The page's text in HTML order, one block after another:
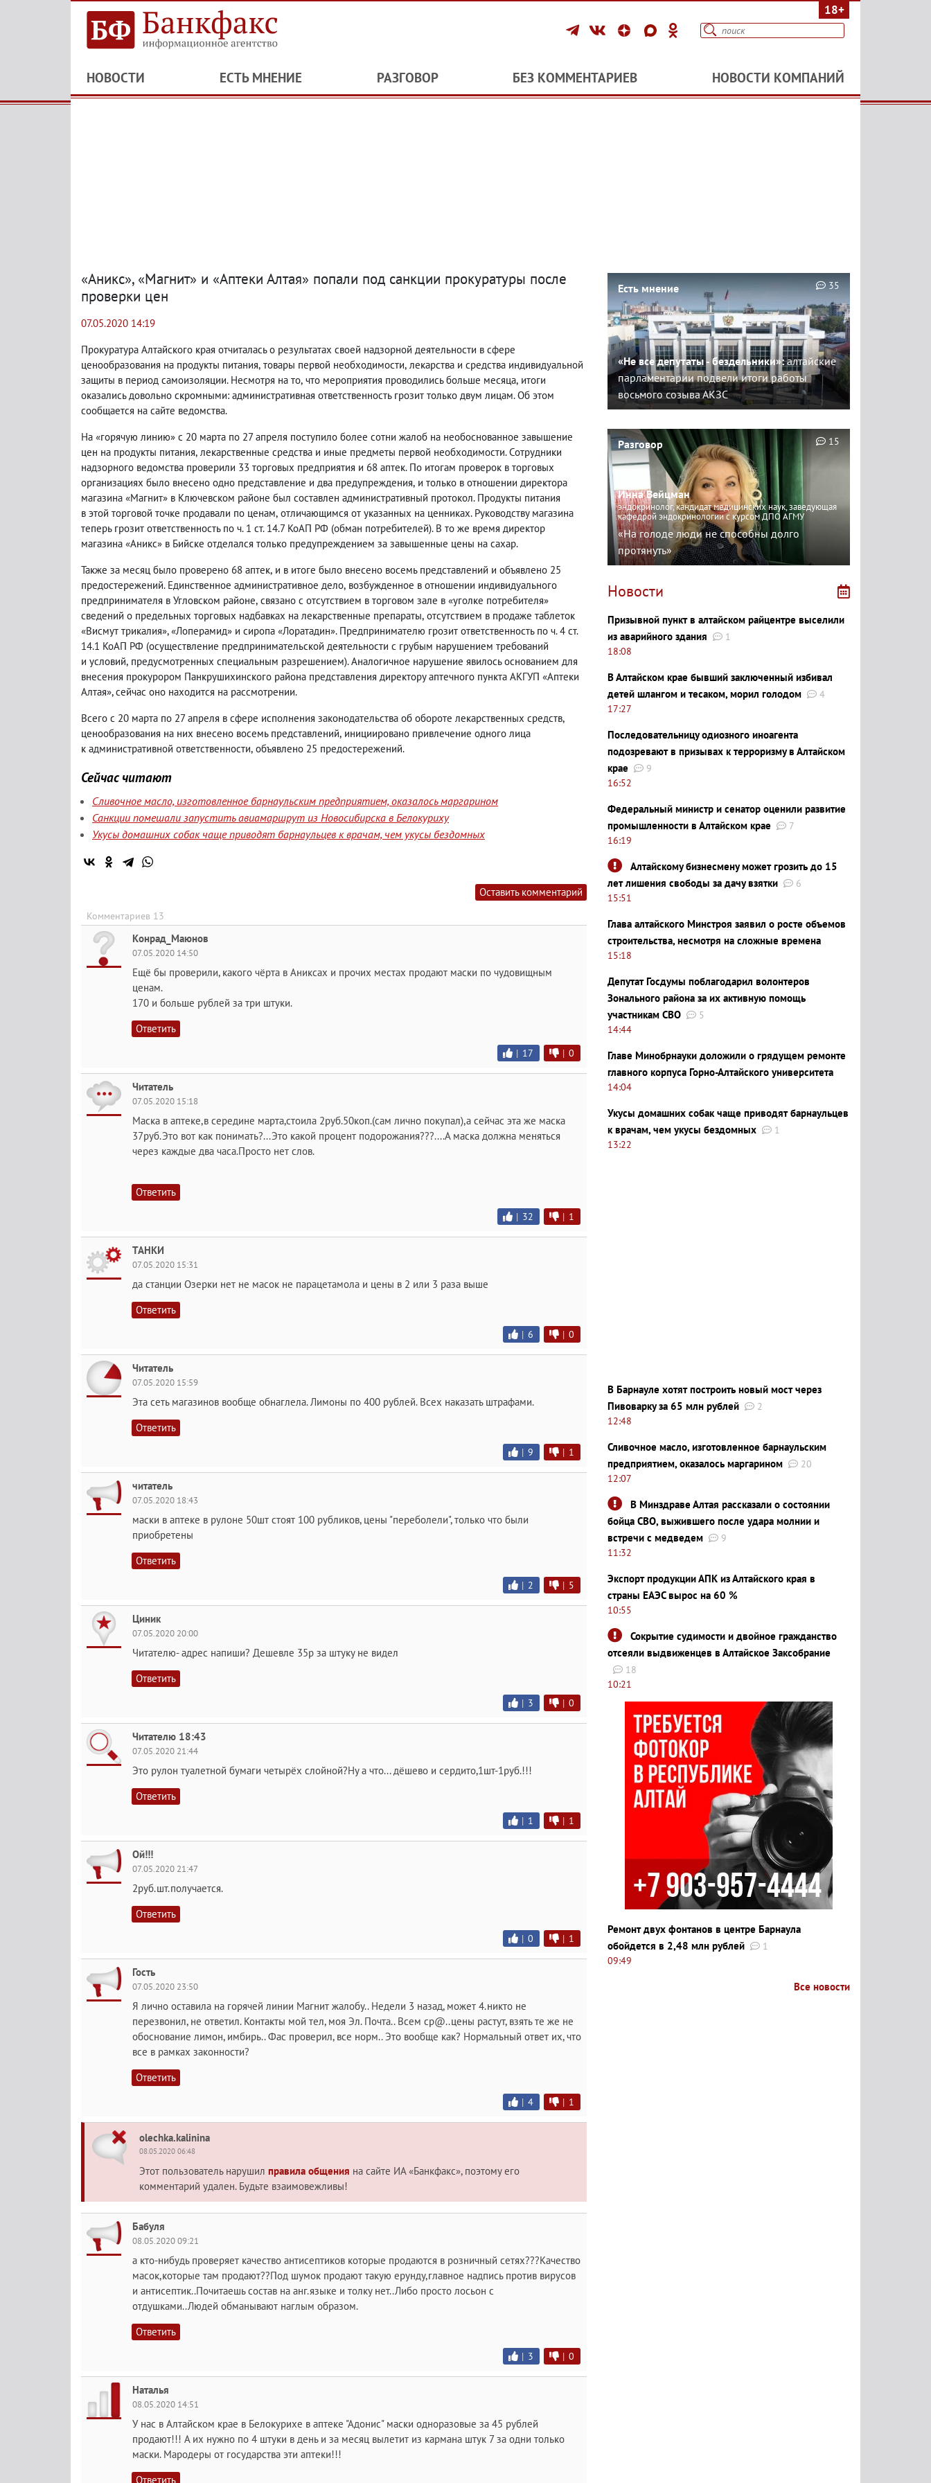
18+
НОВОСТИ ЕСТЬ МНЕНИЕ РАЗГОВОР БЕЗ КОММЕНТАРИЕВ НОВОСТИ КОМПАНИЙ
«Аникс», «Магнит» и «Аптеки Алтая» попали под санкции прокуратуры после
проверки цен
07.05.2020 14:19
Прокуратура Алтайского края отчиталась о результатах своей надзорной деятельности в сфере
ценообразования на продукты питания, товары первой необходимости, лекарства и средства индивидуальной
защиты в период самоизоляции. Несмотря на то, что мероприятия проводились больше месяца, итоги
оказались довольно скромными: административная ответственность грозит только двум лицам. Об этом
сообщается на сайте ведомства.
На «горячую линию» с 20 марта по 27 апреля поступило более сотни жалоб на необоснованное завышение
цен на продукты питания, лекарственные средства и иные предметы первой необходимости. Сотрудники
надзорного ведомства проверили 33 торговых предприятия и 68 аптек. По итогам проверок в торговых
организациях было внесено одно представление и два предупреждения, и только в отношении директора
магазина «Магнит» в Ключевском районе был составлен административный протокол. Продукты питания
в этой торговой точке продавали по ценам, отличающимся от указанных на ценниках. Руководству магазина
теперь грозит ответственность по ч. 1 ст. 14.7 КоАП РФ (обман потребителей). В то же время директор
магазина «Аникс» в Бийске отделался только предупреждением за завышенные цены на сахар.
Также за месяц было проверено 68 аптек, и в итоге было внесено восемь представлений и объявлено 25
предостережений. Единственное административное дело, возбужденное в отношении индивидуального
предпринимателя в Угловском районе, связано с отсутствием в торговом зале в «уголке потребителя»
сведений о предельных торговых надбавках на лекарственные препараты, отсутствием в продаже таблеток
«Висмут трикалия», «Лоперамид» и сиропа «Лоратадин». Предпринимателю грозит ответственность по ч. 4 ст.
14.1 КоАП РФ (осуществление предпринимательской деятельности с грубым нарушением требований
и условий, предусмотренных специальным разрешением). Аналогичное нарушение явилось основанием для
внесения прокурором Панкрушихинского района представления директору аптечного пункта АКГУП «Аптеки
Алтая», сейчас оно находится на рассмотрении.
Всего с 20 марта по 27 апреля в сфере исполнения законодательства об обороте лекарственных средств,
ценообразования на них внесено восемь представлений, инициировано привлечение одного лица
к административной ответственности, объявлено 25 предостережений.
Сейчас читают
Сливочное масло, изготовленное барнаульским предприятием, оказалось маргарином
Санкции помешали запустить авиамаршрут из Новосибирска в Белокуриху
Укусы домашних собак чаще приводят барнаульцев к врачам, чем укусы бездомных
Оставить комментарий
Комментариев 13
Конрад_Маюнов
07.05.2020 14:50
Ещё бы проверили, какого чёрта в Аниксах и прочих местах продают маски по чудовищным
ценам.
170 и больше рублей за три штуки.
Ответить
| 17 | 0
Читатель
07.05.2020 15:18
Маска в аптеке,в середине марта,стоила 2руб.50коп.(сам лично покупал),а сейчас эта же маска
37руб.Это вот как понимать?...Это какой процент подорожания???....А маска должна меняться
через каждые два часа.Просто нет слов.
Ответить
| 32 | 1
ТАНКИ
07.05.2020 15:31
да станции Озерки нет не масок не парацетамола и цены в 2 или 3 раза выше
Ответить
| 6 | 0
Читатель
07.05.2020 15:59
Эта сеть магазинов вообще обнаглела. Лимоны по 400 рублей. Всех наказать штрафами.
Ответить
| 9 | 1
читатель
07.05.2020 18:43
маски в аптеке в рулоне 50шт стоят 100 рубликов, цены "переболели", только что были
приобретены
Ответить
| 2 | 5
Циник
07.05.2020 20:00
Читателю- адрес напиши? Дешевле 35р за штуку не видел
Ответить
| 3 | 0
Читателю 18:43
07.05.2020 21:44
Это рулон туалетной бумаги четырёх слойной?Ну а что... дёшево и сердито,1шт-1руб.!!!
Ответить
| 1 | 1
Ой!!!
07.05.2020 21:47
2руб.шт.получается.
Ответить
| 0 | 1
Гость
07.05.2020 23:50
Я лично оставила на горячей линии Магнит жалобу.. Недели 3 назад, может 4.никто не
перезвонил, не ответил. Контакты мой тел, моя Эл. Почта.. Всем ср@..цены растут, взять те же не
обоснование лимон, имбирь.. Фас проверил, все норм.. Это вообще как? Нормальный ответ их, что
все в рамках законности?
Ответить
| 4 | 1
olechka.kalinina
08.05.2020 06:48
Этот пользователь нарушил правила общения на сайте ИА «Банкфакс», поэтому его
комментарий удален. Будьте взаимовежливы!
Бабуля
08.05.2020 09:21
а кто-нибудь проверяет качество антисептиков которые продаются в розничный сетях???Качество
масок,которые там продают??Под шумок продают такую ерунду,главное надпись против вирусов
и антисептик..Почитаешь состав на анг.языке и толку нет..Либо просто лосьон с
отдушками..Людей обманывают наглым образом.
Ответить
| 3 | 0
Наталья
08.05.2020 14:51
У нас в Алтайском крае в Белокурихе в аптеке "Адонис" маски одноразовые за 45 рублей
продают!!! А их нужно по 4 штуки в день и за месяц вылетит из кармана штук 7 за одни только
маски. Мародеры от государства эти аптеки!!!
Ответить
Есть мнение
«Не все депутаты - бездельники»:алтайские
парламентарии подвели итоги работы
восьмого созыва АКЗС
35
Разговор
Инна Вейцман
эндокринолог, кандидат медицинских наук, заведующая
кафедрой эндокринологии с курсом ДПО АГМУ
«На голоде люди не способны долго
протянуть»
15
Новости
Призывной пункт в алтайском райцентре выселили
из аварийного здания
1
18:08
В Алтайском крае бывший заключенный избивал
детей шлангом и тесаком, морил голодом
4
17:27
Последовательницу одиозного иноагента
подозревают в призывах к терроризму в Алтайском
крае
9
16:52
Федеральный министр и сенатор оценили развитие
промышленности в Алтайском крае
7
16:19
Алтайскому бизнесмену может грозить до 15
лет лишения свободы за дачу взятки
6
15:51
Глава алтайского Минстроя заявил о росте объемов
строительства, несмотря на сложные времена
15:18
Депутат Госдумы поблагодарил волонтеров
Зонального района за их активную помощь
участникам СВО
5
14:44
Главе Минобрнауки доложили о грядущем ремонте
главного корпуса Горно-Алтайского университета
14:04
Укусы домашних собак чаще приводят барнаульцев
к врачам, чем укусы бездомных
1
13:22
В Барнауле хотят построить новый мост через
Пивоварку за 65 млн рублей
2
12:48
Сливочное масло, изготовленное барнаульским
предприятием, оказалось маргарином
20
12:07
В Минздраве Алтая рассказали о состоянии
бойца СВО, выжившего после удара молнии и
встречи с медведем
9
11:32
Экспорт продукции АПК из Алтайского края в
страны ЕАЭС вырос на 60 %
10:55
Сокрытие судимости и двойное гражданство
отсеяли выдвиженцев в Алтайское Заксобрание
18
10:21
Ремонт двух фонтанов в центре Барнаула
обойдется в 2,48 млн рублей
1
09:49
Все новости